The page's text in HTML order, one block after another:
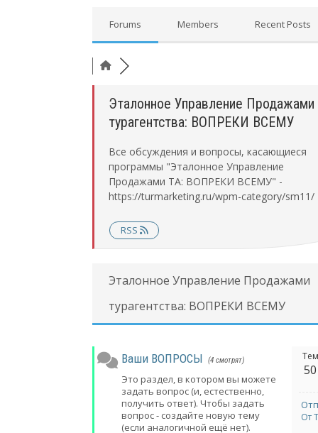
Forums Members Recent Posts
Эталонное Управление Продажами
турагентства: ВОПРЕКИ ВСЕМУ
Все обсуждения и вопросы, касающиеся
программы "Эталонное Управление
Продажами ТА: ВОПРЕКИ ВСЕМУ" -
https://turmarketing.ru/wpm-category/sm11/
RSS
Эталонное Управление Продажами
турагентства: ВОПРЕКИ ВСЕМУ
Ваши ВОПРОСЫ (4 смотрят)
Это раздел, в котором вы можете
задать вопрос (и, естественно,
получить ответ). Чтобы задать
вопрос - создайте новую тему
(если аналогичной ещё нет).
50
От